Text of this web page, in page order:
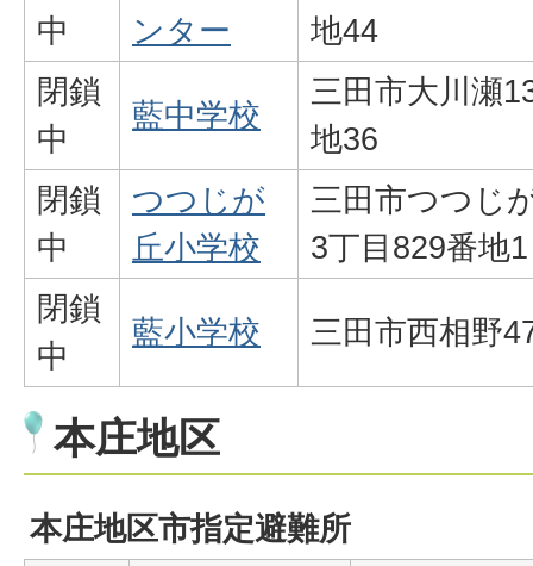
中
ンター
地44
閉鎖
中
藍中学校
三田市大川瀬
地36
閉鎖
中
つつじが
丘小学校
三田市つつじ
3丁目829番地1
閉鎖
中
藍小学校 三田市西相野
本庄地区
本庄地区市指定避難所